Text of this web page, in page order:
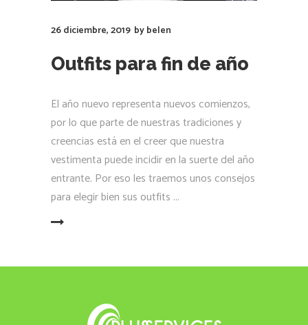
26 diciembre, 2019 bybelen
Outfits para fin de año
El año nuevo representa nuevos comienzos,
por lo que parte de nuestras tradiciones y
creencias está en el creer que nuestra
vestimenta puede incidir en la suerte del año
entrante. Por eso les traemos unos consejos
para elegir bien sus outfits